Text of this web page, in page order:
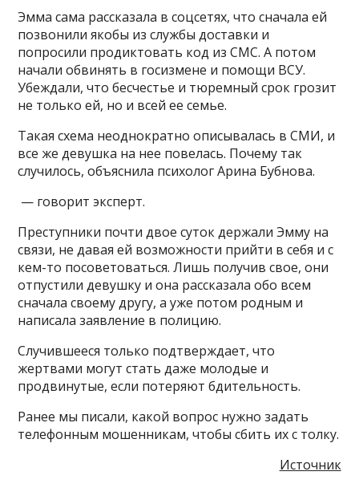
Эмма сама рассказала в соцсетях, что сначала ей
позвонили якобы из службы доставки и
попросили продиктовать код из СМС. А потом
начали обвинять в госизмене и помощи ВСУ.
Убеждали, что бесчестье и тюремный срок грозит
не только ей, но и всей ее семье.
Такая схема неоднократно описывалась в СМИ, и
все же девушка на нее повелась. Почему так
случилось, объяснила психолог Арина Бубнова.
— говорит эксперт.
Преступники почти двое суток держали Эмму на
связи, не давая ей возможности прийти в себя и с
кем-то посоветоваться. Лишь получив свое, они
отпустили девушку и она рассказала обо всем
сначала своему другу, а уже потом родным и
написала заявление в полицию.
Случившееся только подтверждает, что
жертвами могут стать даже молодые и
продвинутые, если потеряют бдительность.
Ранее мы писали, какой вопрос нужно задать
телефонным мошенникам, чтобы сбить их с толку.
Источник